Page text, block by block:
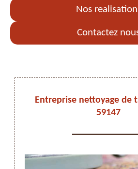
Nos
Contactez
Entreprise nettoyage de
59147